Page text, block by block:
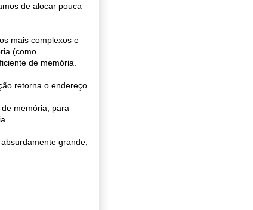
de alocar pouca
mais complexos e
(como
de memória.
retorna o endereço
memória, para
grande,